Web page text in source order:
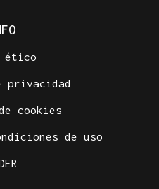
ético
cookies
de uso